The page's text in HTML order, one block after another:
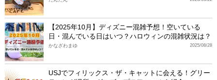
【2025年10月】ディズニー混雑予想！空いている
日・混んでいる日はいつ？ハロウィンの混雑状況は？
2025/08/28
かなざわまゆ
USJでフィリックス・ザ・キャットに会える！グリー